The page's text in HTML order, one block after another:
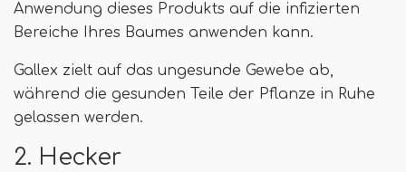
Anwendung dieses Produkts auf die infizierten
Bereiche Ihres Baumes anwenden kann.
Gallex zielt auf das ungesunde Gewebe ab,
während die gesunden Teile der Pflanze in Ruhe
gelassen werden.
2. Hecker